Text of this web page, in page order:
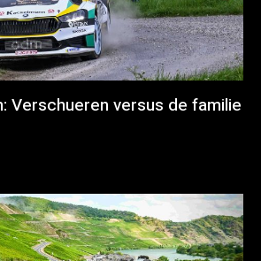
Verschueren versus de familie